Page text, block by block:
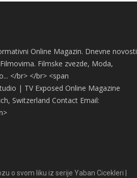
Online Magazin. Dnevne novosti
Filmske zvezde, Moda,
</br> </br> <span
| TV Exposed Online Magazine
Switzerland Contact Email:
o svom liku iz serije Yaban Cicekleri |